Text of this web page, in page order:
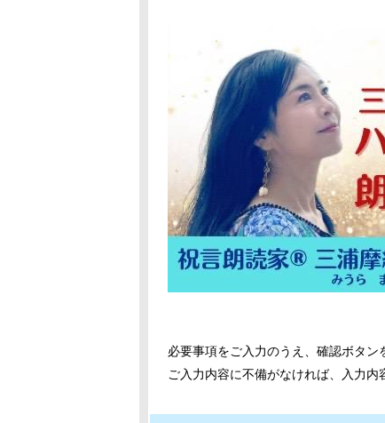
必要事項をご入力のうえ、確認ボタン
ご入力内容に不備がなければ、入力内